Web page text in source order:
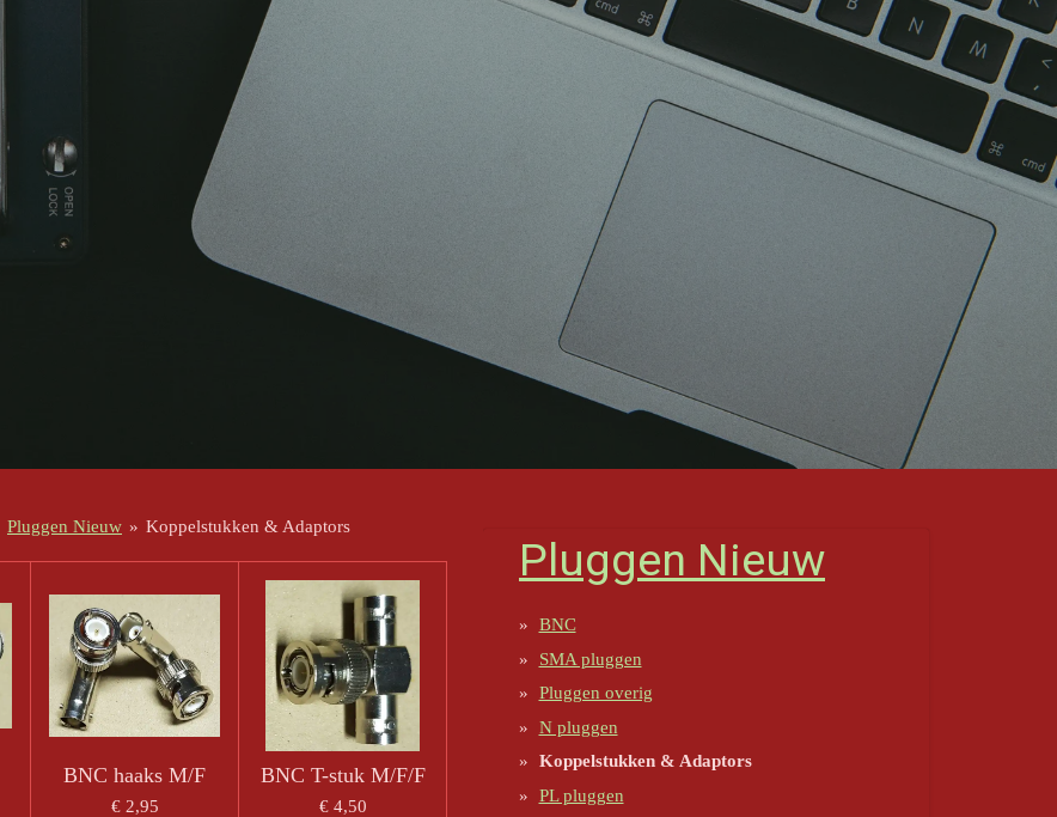
Pluggen Nieuw » Koppelstukken & Adaptors
BNC haaks M/F
€ 2,95
BNC T-stuk M/F/F
€ 4,50
Pluggen Nieuw
BNC
SMA pluggen
Pluggen overig
N pluggen
Koppelstukken & Adaptors
PL pluggen